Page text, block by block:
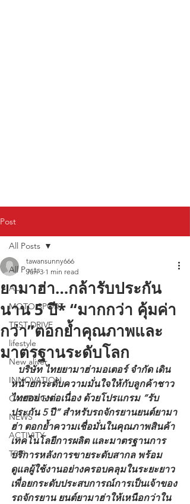
Post
All Posts
ALL
MOTO SPORT
TEST DRIVE
lifestyle
New aliver
INNOVATION
CAMPAIGN
NEWS
ACTIVITY
TRIP
All Posts
ยามาฮ่า…กล้ารับประกัน
นาน 5 ปี* “มากกว่า คุ้มค่า
กว่า”ตอกย้ำคุณภาพและ
มาตรฐานระดับโลก
tawansunny666
Jun 3 1 min read
หน้ายกระดับความมั่นใจให้กับลูกค้าชาว
ไทยอย่างต่อเนื่อง ด้วยโปรแกรม “รับ
ประกัน 5 ปี” สำหรับรถจักรยานยนต์ยามา
ฮ่า ตอกย้ำความเชื่อมั่นในคุณภาพสินค้า
เทคโนโลยีการผลิต และมาตรฐานการ
บริการหลังการขายระดับสากล พร้อม
ดูแลผู้ใช้งานอย่างครอบคลุมในระยะยาว
เพื่อยกระดับประสบการณ์การเป็นเจ้าของ
รถจักรยาน ยนต์ยามาฮ่าให้เหนือกว่าใน